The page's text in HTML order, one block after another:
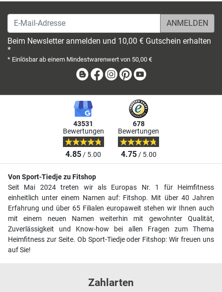
E-Mail-Adresse
Beim Newsletter anmelden und 10,00 € Gutschein erhalten
*
* Einlösbar ab einem Mindestwarenwert von 50,00 €
BlogFacebook
Instagram
Pinterest
43531
Bewertungen
4.85/ 5.00
678
Bewertungen
4.75/ 5.00
Von Sport-Tiedje zu Fitshop
Seit Mai 2024 treten wir als Europas Nr. 1 für Heimfitness
einheitlich unter einem Namen auf: Fitshop. Mit über 40 Jahren
Erfahrung und über 65 Filialen europaweit stehen wir Ihnen auch
mit einem neuen Namen weiterhin mit gewohnter Qualität,
Zuverlässigkeit und Know-how bei allen Fragen zum Thema
Heimfitness zur Seite. Ob Sport-Tiedje oder Fitshop: Wir freuen uns
auf Sie!
Zahlarten